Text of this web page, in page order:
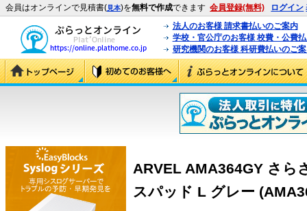
会員はオンラインで見積書(見本)を無料で作成できます 会員登録(無料) ログイン
法人のお客様 請求書払いのご案内
学校・官公庁のお客様 校費・公費
研究機関のお客様 科研費払いのご
ARVEL AMA364GY さら
スパッド L グレー